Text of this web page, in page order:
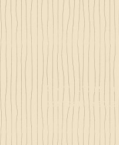
Commandez en
commande